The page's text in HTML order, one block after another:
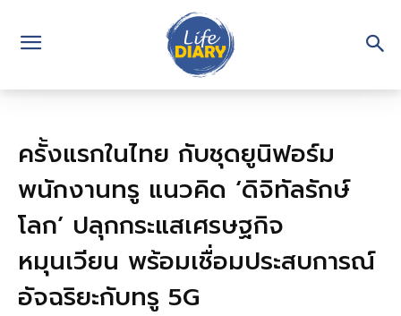
ครั้งแรกในไทย กับชุดยูนิฟอร์ม
พนักงานทรู แนวคิด ‘ดิจิทัลรักษ์
โลก’ ปลุกกระแสเศรษฐกิจ
หมุนเวียน พร้อมเชื่อมประสบการณ์
อัจฉริยะกับทรู 5G